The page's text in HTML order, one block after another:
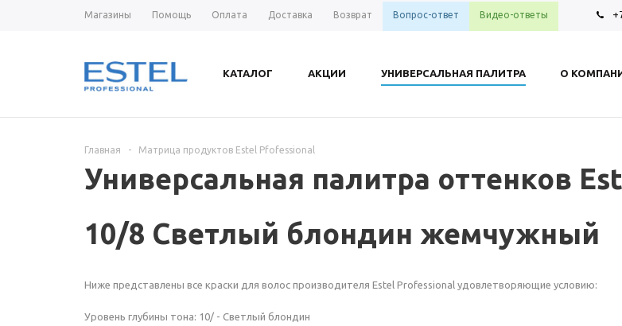
Магазины Помощь Оплата Доставка Возврат Вопрос-ответ Видео-ответы
КАТАЛОГ АКЦИИ УНИВЕРСАЛЬНАЯ ПАЛИТРА О
Главная - Матрица продуктов Estel Pfofessional
Универсальная палитра оттенков
10/8 Светлый блондин жемчужный
Ниже представлены все краски для волос производителя Estel Professional удовлетворяющие условию:
Уровень глубины тона: 10/ - Светлый блондин